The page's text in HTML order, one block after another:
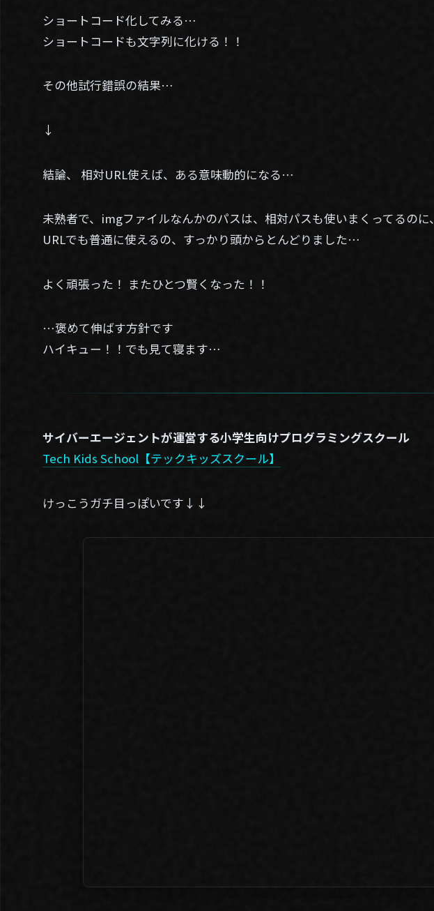
ショートコード化してみる…
ショートコードも文字列に化ける！！
その他試行錯誤の結果…
↓
結論、 相対URL使えば、ある意味動的になる…
未熟者で、imgファイルなんかのパスは、相対パスも使いまくってるのに、
URLでも普通に使えるの、すっかり頭からとんどりました…
よく頑張った！ またひとつ賢くなった！！
…褒めて伸ばす方針です
ハイキュー！！でも見て寝ます…
サイバーエージェントが運営する小学生向けプログラミングスクール
Tech Kids School【テックキッズスクール】
けっこうガチ目っぽいです↓↓